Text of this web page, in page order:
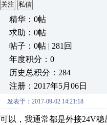
关注 私信
精华：0帖
求助：0帖
帖子：0帖 | 281回
年度积分：0
历史总积分：284
注册：2017年5月06日
发表于：2017-09-02 14:21:18
可以，我通常都是外接24V